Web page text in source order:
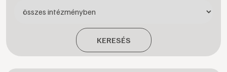
KERESÉS